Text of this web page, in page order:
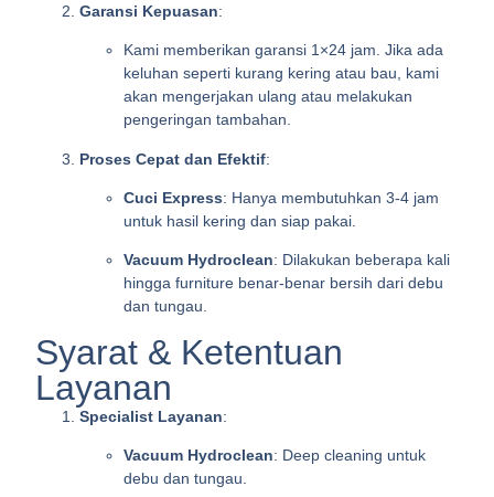
Garansi Kepuasan:
Kami memberikan garansi 1×24 jam. Jika ada
keluhan seperti kurang kering atau bau, kami
akan mengerjakan ulang atau melakukan
pengeringan tambahan.
Proses Cepat dan Efektif:
Cuci Express: Hanya membutuhkan 3-4 jam
untuk hasil kering dan siap pakai.
Vacuum Hydroclean: Dilakukan beberapa kali
hingga furniture benar-benar bersih dari debu
dan tungau.
Syarat & Ketentuan
Layanan
Specialist Layanan:
Vacuum Hydroclean: Deep cleaning untuk
debu dan tungau.